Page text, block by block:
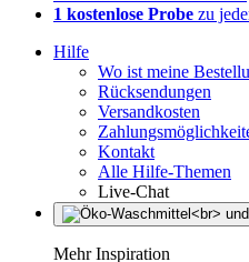
1 kostenlose Probe zu
Hilfe
Wo ist meine
Rücksendungen
Versandkosten
Kontakt
Alle Hilfe-Themen
Live-Chat
Mehr Inspiration